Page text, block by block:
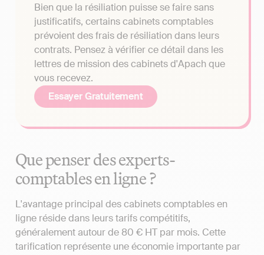
Bien que la résiliation puisse se faire sans
justificatifs, certains cabinets comptables
prévoient des frais de résiliation dans leurs
contrats. Pensez à vérifier ce détail dans les
lettres de mission des cabinets d'Apach que
vous recevez.
Essayer Gratuitement
Que penser des experts-
comptables en ligne ?
L'avantage principal des cabinets comptables en
ligne réside dans leurs tarifs compétitifs,
généralement autour de 80 € HT par mois. Cette
tarification représente une économie importante par